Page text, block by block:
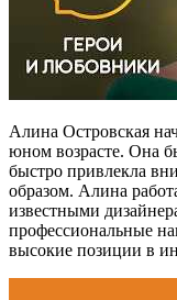
Алина Островская
юном возрасте. Она
быстро привлекла
образом. Алина
известными
профессиональные
высокие позиции в